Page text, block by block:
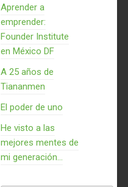
Aprender a
emprender:
Founder Institute
en México DF
A 25 años de
Tiananmen
El poder de uno
He visto a las
mejores mentes de
mi generación…